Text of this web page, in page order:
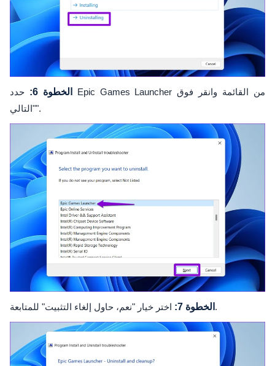
الخطوة 6:
حدد Epic Games Launcher من القائمة وانقر فوق
"التالي".
الخطوة 7: اختر خيار "نعم، حاول إلغاء التثبيت" للمتابعة.